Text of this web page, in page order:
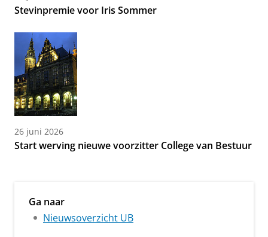
Stevinpremie voor Iris Sommer
26 juni 2026
Start werving nieuwe voorzitter College van Bestuur
Ga naar
Nieuwsoverzicht UB